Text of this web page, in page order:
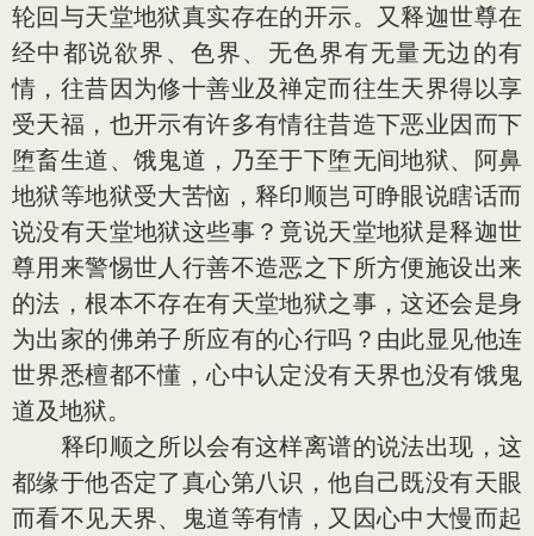
轮回与天堂地狱真实存在的开示。又释迦世尊在
经中都说欲界、色界、无色界有无量无边的有
情，往昔因为修十善业及禅定而往生天界得以享
受天福，也开示有许多有情往昔造下恶业因而下
堕畜生道、饿鬼道，乃至于下堕无间地狱、阿鼻
地狱等地狱受大苦恼，释印顺岂可睁眼说瞎话而
说没有天堂地狱这些事？竟说天堂地狱是释迦世
尊用来警惕世人行善不造恶之下所方便施设出来
的法，根本不存在有天堂地狱之事，这还会是身
为出家的佛弟子所应有的心行吗？由此显见他连
世界悉檀都不懂，心中认定没有天界也没有饿鬼
道及地狱。
释印顺之所以会有这样离谱的说法出现，这
都缘于他否定了真心第八识，他自己既没有天眼
而看不见天界、鬼道等有情，又因心中大慢而起